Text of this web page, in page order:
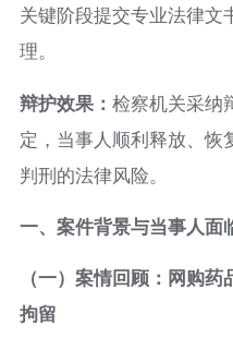
关键阶段提交专业法律文
理。
辩护效果： 检察机关采纳
定，当事人顺利释放、恢
判刑的法律风险。
一、案件背景与当事人面
（一）案情回顾：网购
拘留